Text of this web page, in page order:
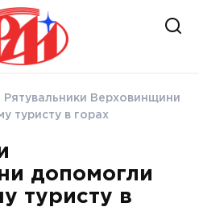
Рятувальники Верховинщини
туристу в горах
допомогли
туристу в